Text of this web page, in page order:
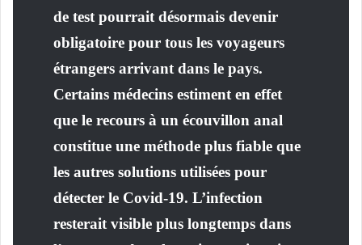
de test pourrait désormais devenir
obligatoire pour tous les voyageurs
étrangers arrivant dans le pays.
Certains médecins estiment en effet
que le recours à un écouvillon anal
constitue une méthode plus fiable que
les autres solutions utilisées pour
détecter le Covid-19. L’infection
resterait visible plus longtemps dans